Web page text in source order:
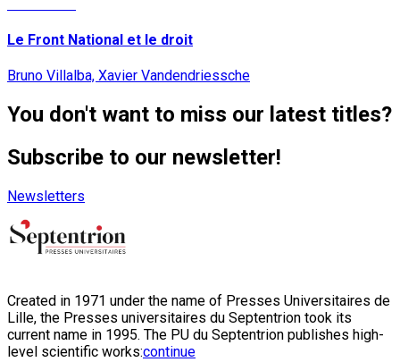
Le Front National et le droit
Bruno Villalba, Xavier Vandendriessche
You don't want to miss our latest titles?
Subscribe to our newsletter!
Newsletters
Created in 1971 under the name of Presses Universitaires de
Lille, the Presses universitaires du Septentrion took its
current name in 1995. The PU du Septentrion publishes high-
level scientific works:continue